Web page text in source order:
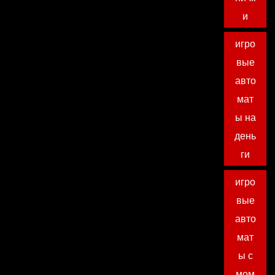
и
игро
вые
авто
мат
ы на
день
ги
игро
вые
авто
мат
ы с